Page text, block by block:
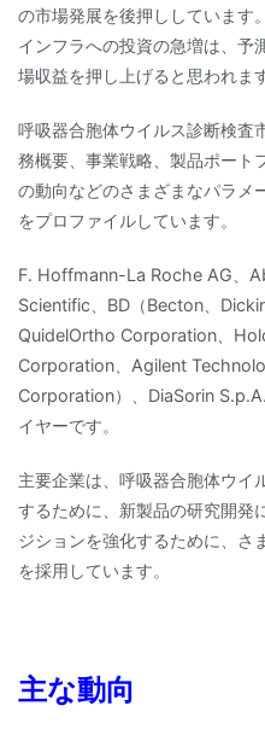
の市場発展を後押ししています
インフラへの投資の急増は、予
場収益を押し上げると思われます
呼吸器合胞体ウイルス診断検査
務概要、事業戦略、製品ポート
の動向などのさまざまなパラメ
をプロファイルしています。
F. Hoffmann-La Roche AG、
Scientific、BD（Becton、
QuidelOrtho Corporation、
Corporation、Agilent
Corporation）、DiaSorin
イヤーです。
主要企業は、呼吸器合胞体ウイ
するために、新製品の研究開発
ジションを強化するために、さ
を採用しています。
主な動向